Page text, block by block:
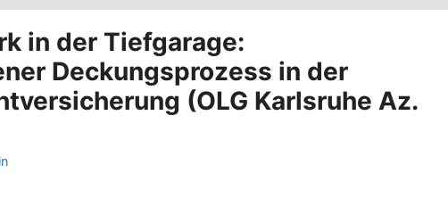
in der Tiefgarage:
Deckungsprozess in der
(OLG Karlsruhe Az.